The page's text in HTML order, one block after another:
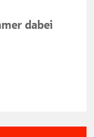
dabei